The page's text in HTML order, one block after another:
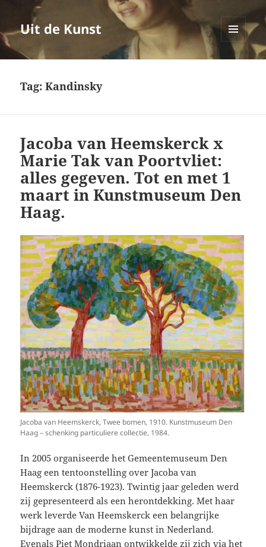
Uit de Kunst
MENU
EN
Tag:Kandinsky
Jacoba van Heemskerck x
Marie Tak van Poortvliet:
alles gegeven. Tot en met 1
maart in Kunstmuseum Den
Haag.
Jacoba van Heemskerck, Twee bomen, 1910. Kunstmuseum Den
Haag – schenking particuliere collectie, 1984.
In 2005 organiseerde het Gemeentemuseum Den
Haag een tentoonstelling over Jacoba van
Heemskerck (1876-1923). Twintig jaar geleden werd
zij gepresenteerd als een herontdekking. Met haar
werk leverde Van Heemskerck een belangrijke
bijdrage aan de moderne kunst in Nederland.
Evenals Piet Mondriaan ontwikkelde zij zich via het